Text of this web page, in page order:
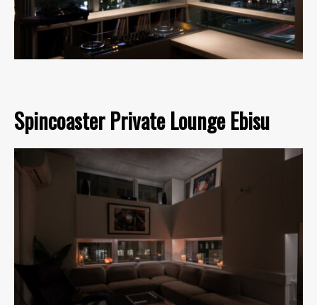
Spincoaster Private Lounge Ebisu